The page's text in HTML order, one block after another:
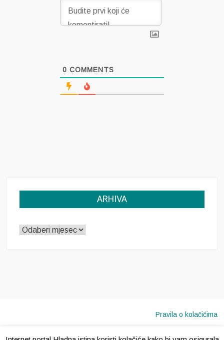
0 COMMENTS
ARHIVA
ARHIVA
Pravila o kolačićima